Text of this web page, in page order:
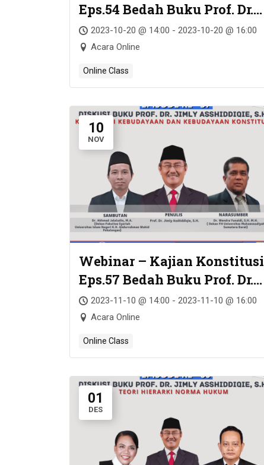
Eps.54 Bedah Buku Prof. Dr.
Jimly Asshiddiqie, S.H. –
PENGUJIAN FORMIL
UNDANG-UNDANG DI
NEGARA HUKUM
2023-10-20 @ 14:00 - 2023-10-20 @ 16:00
Acara Online
Online Class
10
NOV
Webinar – Kajian Konstitusi
Eps.57 Bedah Buku Prof. Dr.
Jimly Asshiddiqie, S.H. –
KONSTITUSI KEBUDAYAAN
DAN KEBUDAYAAN
KONSTITUSI
2023-11-10 @ 14:00 - 2023-11-10 @ 16:00
Acara Online
Online Class
01
DES